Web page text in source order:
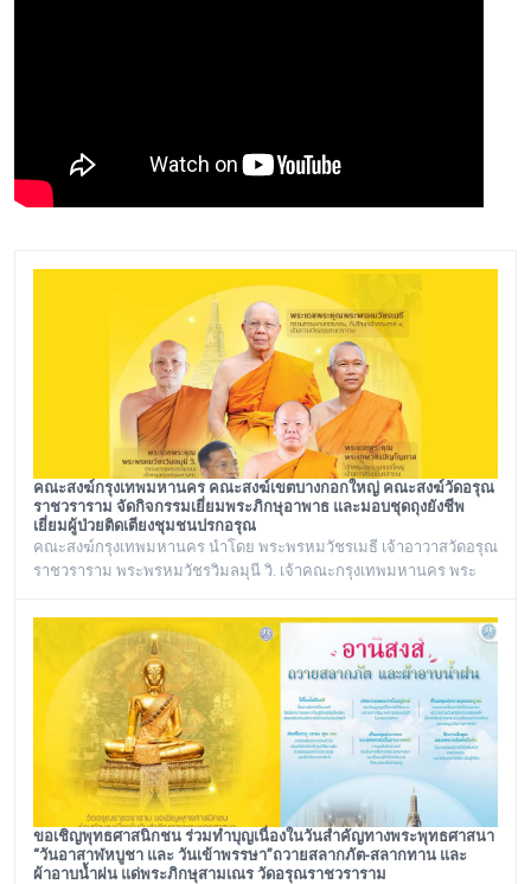
คณะสงฆ์กรุงเทพมหานคร คณะสงฆ์เขตบางกอกใหญ่ คณะสงฆ์วัดอรุณ
ราชวราราม จัดกิจกรรมเยี่ยมพระภิกษุอาพาธ และมอบชุดถุงยังชีพ
เยี่ยมผู้ป่วยติดเตียงชุมชนปรกอรุณ
คณะสงฆ์กรุงเทพมหานคร นำโดย พระพรหมวัชรเมธี เจ้าอาวาสวัดอรุณ
ราชวราราม พระพรหมวัชรวิมลมุนี วิ. เจ้าคณะกรุงเทพมหานคร พระ
และ พระราชวชิรรัตนาภรณ์ ดร. (ชุมพร นิติสาโร) เจ้าคณะแขวงวัด
อรุณ, รองวัดอรุณราชวราราม นายเกียรติวิสุทธิ์ เพ็ชรหมื่นไวย ผู้อำนวย
การเขตบางกอกใหญ่ จัดโครงการเยี่ยมพระภิกษุอาพาธในเขต
บางกอกใหญ่ และเยี่ยม/มอบถุงยัง
ขอเชิญพุทธศาสนิกชน ร่วมทำบุญเนื่องในวันสำคัญทางพระพุทธศาสนา
“วันอาสาฬหบูชา และ วันเข้าพรรษา”ถวายสลากภัต-สลากทาน และ
ผ้าอาบน้ำฝน แด่พระภิกษุสามเณร วัดอรุณราชวราราม